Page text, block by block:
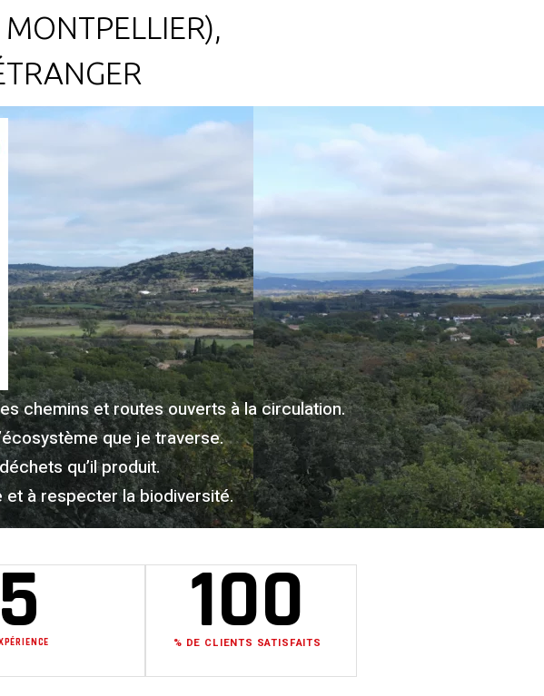
chemins et routes ouverts à la circulation.
que je traverse.
qu’il produit.
et à respecter la biodiversité.
% DE CLIENTS SATISFAITS
100